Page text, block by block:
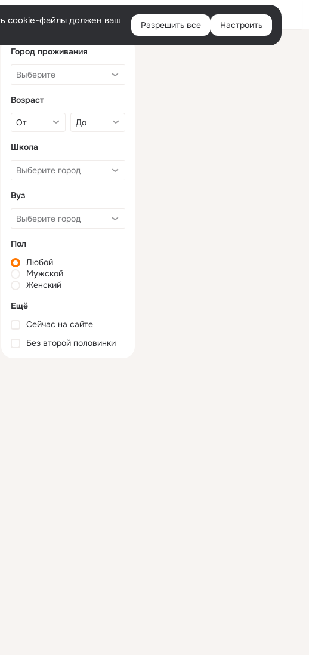
Войти
cookie-файлы должен ваш
Разрешить все Настроить
Город проживания
Возраст
Школа
Вуз
Пол
Любой
Мужской
Женский
Ещё
Сейчас на сайте
Без второй половинки